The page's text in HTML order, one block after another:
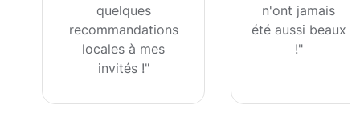
quelques
recommandations
locales à mes
invités !"
n'ont jamais
été aussi beaux
!"